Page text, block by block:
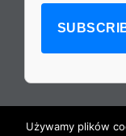
Używamy plików